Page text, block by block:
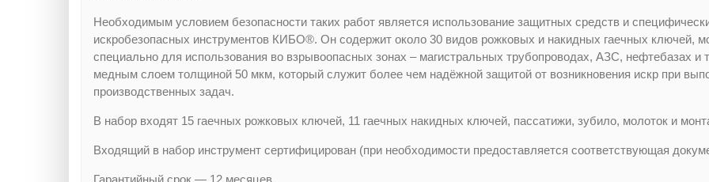
Необходимым условием безопасности таких работ является использование защитных средств и
искробезопасных инструментов КИБО®. Он содержит около 30 видов рожковых и накидных гаечных ключей,
специально для использования во взрывоопасных зонах – магистральных трубопроводах, АЗС, нефтебазах и
медным слоем толщиной 50 мкм, который служит более чем надёжной защитой от возникновения искр при
производственных задач.
В набор входят 15 гаечных рожковых ключей, 11 гаечных накидных ключей, пассатижи, зубило, молоток и
Входящий в набор инструмент сертифицирован (при необходимости предоставляется соответствующая
Гарантийный срок — 12 месяцев.